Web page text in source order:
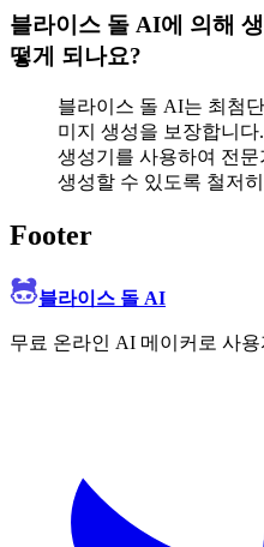
블라이스 돌 AI에 의해
떻게 되나요?
블라이스 돌 AI는 최첨
미지 생성을 보장합니
생성기를 사용하여 전
생성할 수 있도록 철저
Footer
블라이스 돌 AI
무료 온라인 AI 메이커로 사